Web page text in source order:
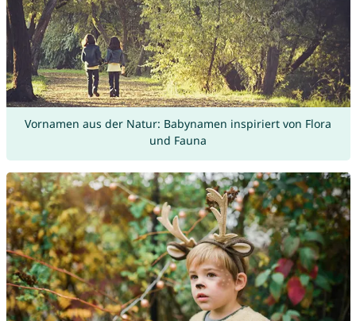
Vornamen aus der Natur: Babynamen inspiriert von Flora
und Fauna